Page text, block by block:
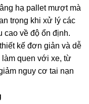
hạ pallet mượt mà
trọng khi xử lý các
cao về độ ổn định.
kế đơn giản và dễ
quen với xe, từ
nguy cơ tai nạn